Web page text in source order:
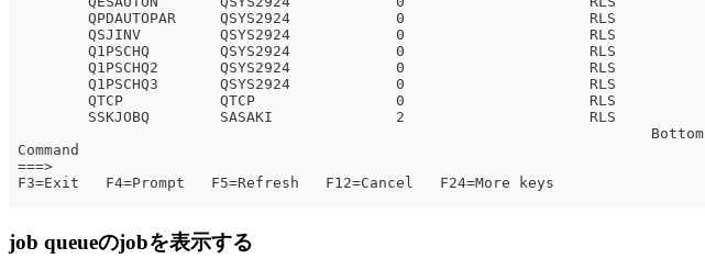
         QPDAUTOPAR     QSYS2924            0                     RLS
         QSJINV         QSYS2924            0                     RLS
         Q1PSCHQ        QSYS2924            0                     RLS
         Q1PSCHQ2       QSYS2924            0                     RLS
         Q1PSCHQ3       QSYS2924            0                     RLS
         QTCP           QTCP                0                     RLS
         SSKJOBQ        SASAKI              2                     RLS
                                                                         Bottom
Command
===>
F3=Exit   F4=Prompt   F5=Refresh   F12=Cancel   F24=More keys
job queueのjobを表示する